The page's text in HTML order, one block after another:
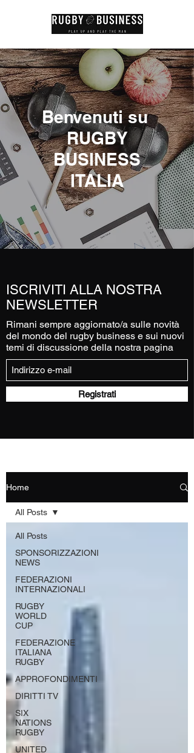
Benvenuti su
RUGBY
BUSINESS
ITALIA
ISCRIVITI ALLA NOSTRA
NEWSLETTER
Rimani sempre aggiornato/a sulle novità
del mondo del rugby business e sui nuovi
temi di discussione della nostra pagina
Registrati
Home
All Posts
SPONSORIZZAZIONI
NEWS
FEDERAZIONI
INTERNAZIONALI
RUGBY
WORLD
CUP
FEDERAZIONE
ITALIANA
RUGBY
APPROFONDIMENTI
DIRITTI TV
SIX
NATIONS
RUGBY
UNITED
All Posts